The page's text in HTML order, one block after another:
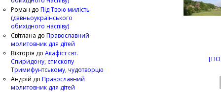
Роман до Під Твою милість
(давньоукраїнського
обихідного наспіву)
Світлана до Православний
молитовник для дітей
Вікторія до Акафіст свт.
Спиридону, єпископу
Тримифунтському, чудотворцю
Андрій до Православний
молитовник для дітей